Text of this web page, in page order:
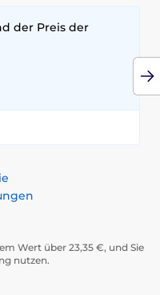
der Preis der
Wert über 23,35 €, und Sie
nutzen.